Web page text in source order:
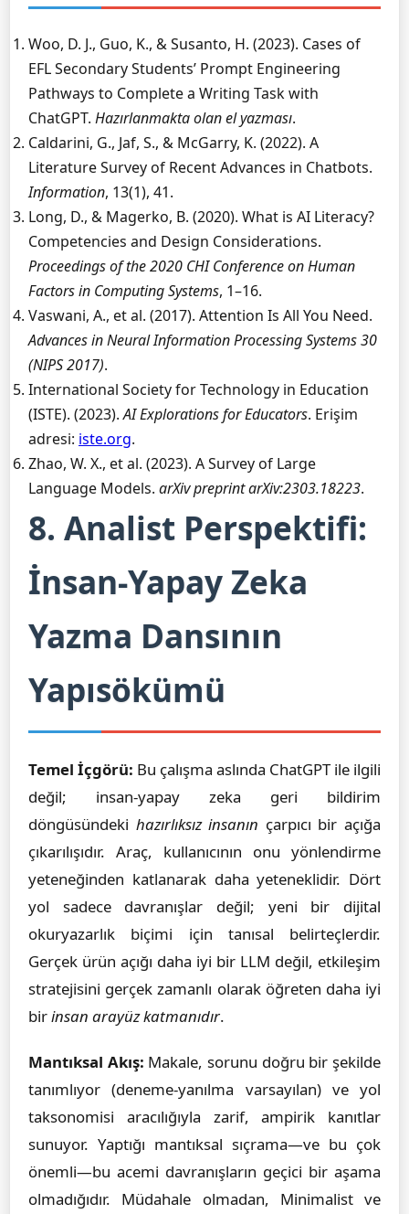
Woo, D. J., Guo, K., & Susanto, H. (2023). Cases of
EFL Secondary Students’ Prompt Engineering
Pathways to Complete a Writing Task with
ChatGPT. Hazırlanmakta olan el yazması.
Caldarini, G., Jaf, S., & McGarry, K. (2022). A
Literature Survey of Recent Advances in Chatbots.
Information, 13(1), 41.
Long, D., & Magerko, B. (2020). What is AI Literacy?
Competencies and Design Considerations.
Proceedings of the 2020 CHI Conference on Human
Factors in Computing Systems, 1–16.
Vaswani, A., et al. (2017). Attention Is All You Need.
Advances in Neural Information Processing Systems 30
(NIPS 2017).
International Society for Technology in Education
(ISTE). (2023).AI Explorations for Educators. Erişim
adresi: iste.org.
Zhao, W. X., et al. (2023). A Survey of Large
Language Models. arXiv preprint arXiv:2303.18223.
8. Analist Perspektifi:
İnsan-Yapay Zeka
Yazma Dansının
Yapısökümü
Temel İçgörü: Bu çalışma aslında ChatGPT ile ilgili
değil; insan-yapay zeka geri bildirim
döngüsündeki hazırlıksız insanın çarpıcı bir açığa
çıkarılışıdır. Araç, kullanıcının onu yönlendirme
yeteneğinden katlanarak daha yeteneklidir. Dört
yol sadece davranışlar değil; yeni bir dijital
okuryazarlık biçimi için tanısal belirteçlerdir.
Gerçek ürün açığı daha iyi bir LLM değil, etkileşim
stratejisini gerçek zamanlı olarak öğreten daha iyi
birinsan arayüz katmanıdır.
Mantıksal Akış: Makale, sorunu doğru bir şekilde
tanımlıyor (deneme-yanılma varsayılan) ve yol
taksonomisi aracılığıyla zarif, ampirik kanıtlar
sunuyor. Yaptığı mantıksal sıçrama—ve bu çok
önemli—bu acemi davranışların geçici bir aşama
olmadığıdır. Müdahale olmadan, Minimalist ve